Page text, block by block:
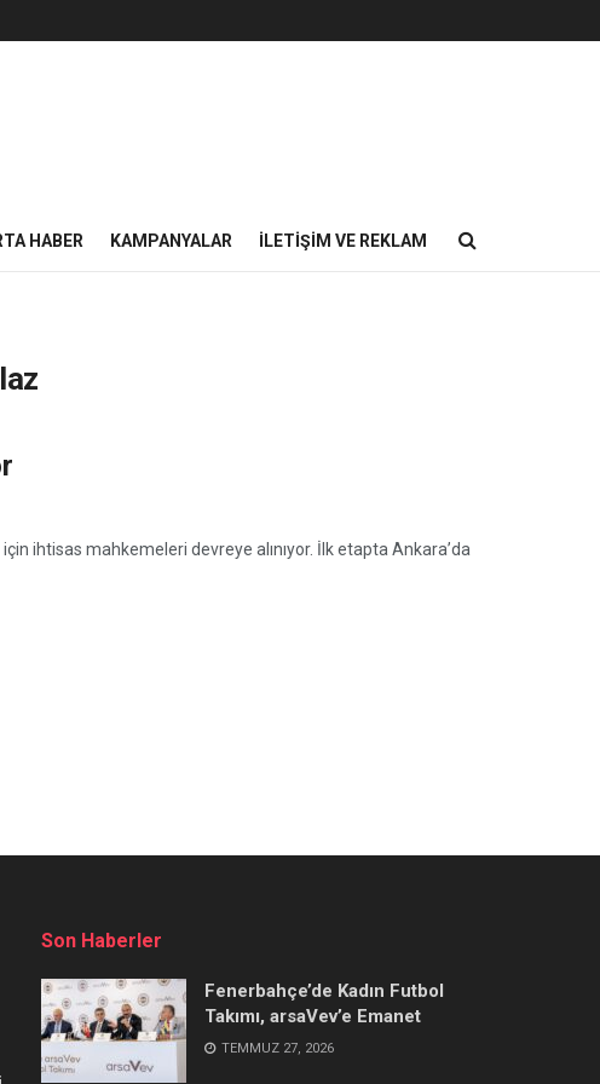
HABER KAMPANYALAR İLETIŞIM VE REKLAM
ihtisas mahkemeleri devreye alınıyor. İlk etapta Ankara’da
Son Haberler
Fenerbahçe’de Kadın Futbol
Takımı, arsaVev’e Emanet
TEMMUZ 27, 2026